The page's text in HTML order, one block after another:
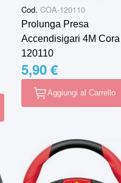
Cod. COA-120110
Prolunga Presa
Accendisigari 4M Cora
120110
5,90 €
Aggiungi al Carrello